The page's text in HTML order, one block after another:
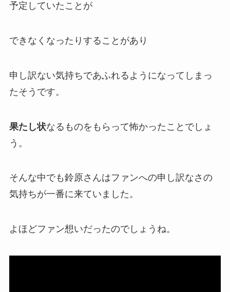
予定していたことが
できなくなったりすることがあり
申し訳ない気持ちであふれるようになってしまっ
たそうです。
果たし状なるものをもらって怖かったことでしょ
う。
そんな中でも鈴原さんはファンへの申し訳なさ の
気持ちが一番に来ていました。
よほどファン想いだったのでしょうね。